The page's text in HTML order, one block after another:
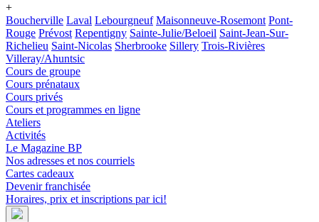
+
Boucherville Laval Lebourgneuf Maisonneuve-Rosemont Pont-
Rouge Prévost Repentigny Sainte-Julie/Beloeil Saint-Jean-Sur-
Richelieu Saint-Nicolas Sherbrooke Sillery Trois-Rivières
Villeray/Ahuntsic
Cours de groupe
Cours prénataux
Cours privés
Cours et programmes en ligne
Ateliers
Activités
Le Magazine BP
Nos adresses et nos courriels
Cartes cadeaux
Devenir franchisée
Horaires, prix et inscriptions par ici!